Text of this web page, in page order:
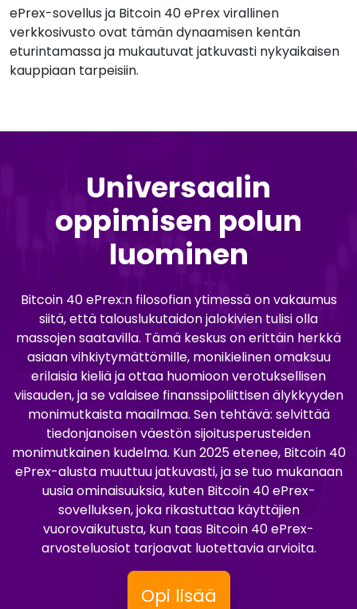
ePrex-sovellus ja Bitcoin 40 ePrex virallinen
verkkosivusto ovat tämän dynaamisen kentän
eturintamassa ja mukautuvat jatkuvasti nykyaikaisen
kauppiaan tarpeisiin.
Universaalin
oppimisen polun
luominen
Bitcoin 40 ePrex:n filosofian ytimessä on vakaumus
siitä, että talouslukutaidon jalokivien tulisi olla
massojen saatavilla. Tämä keskus on erittäin herkkä
asiaan vihkiytymättömille, monikielinen omaksuu
erilaisia kieliä ja ottaa huomioon verotuksellisen
viisauden, ja se valaisee finanssipoliittisen älykkyyden
monimutkaista maailmaa. Sen tehtävä: selvittää
tiedonjanoisen väestön sijoitusperusteiden
monimutkainen kudelma. Kun 2025 etenee, Bitcoin 40
ePrex-alusta muuttuu jatkuvasti, ja se tuo mukanaan
uusia ominaisuuksia, kuten Bitcoin 40 ePrex-
sovelluksen, joka rikastuttaa käyttäjien
vuorovaikutusta, kun taas Bitcoin 40 ePrex-
arvosteluosiot tarjoavat luotettavia arvioita.
Opi lisää